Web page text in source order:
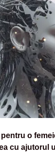
o
cu ajutorul